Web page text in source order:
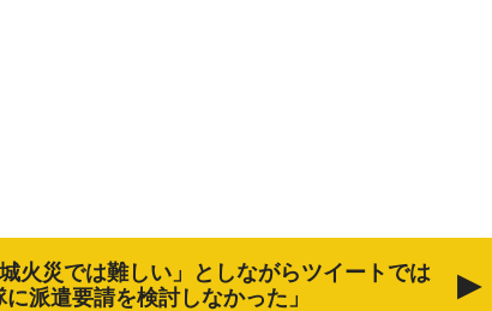
火災では難しい」としながらツイートでは
に派遣要請を検討しなかった」